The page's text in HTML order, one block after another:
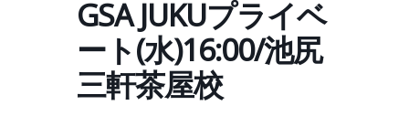
GSA JUKUプライベ
ート(水)16:00/池尻
三軒茶屋校